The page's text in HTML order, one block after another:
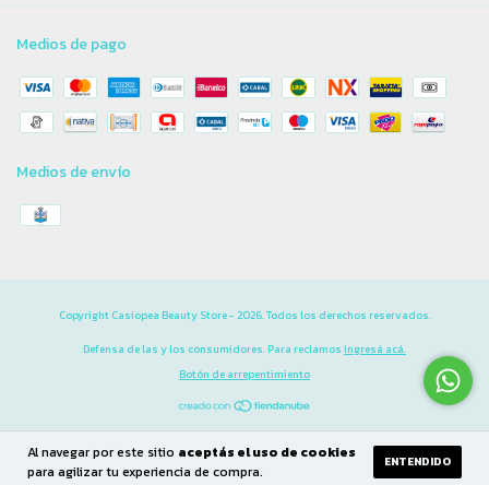
Al navegar por este sitio aceptás el uso de cookies
para agilizar tu experiencia de compra.
ENTENDIDO
Medios de pago
Medios de envío
Copyright Casiopea Beauty Store - 2026. Todos los derechos reservados.
Defensa de las y los consumidores. Para reclamos ingresá acá.
Botón de arrepentimiento